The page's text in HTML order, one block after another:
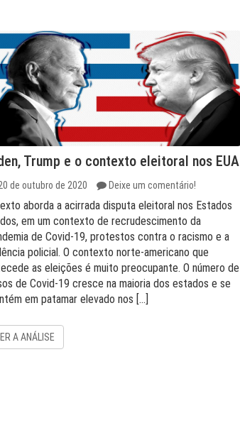
Trump e o contexto eleitoral nos EUA
de outubro de 2020 Deixe um comentário!
aborda a acirrada disputa eleitoral nos Estados
em um contexto de recrudescimento da
de Covid-19, protestos contra o racismo e a
policial. O contexto norte-americano que
as eleições é muito preocupante. O número de
de Covid-19 cresce na maioria dos estados e se
em patamar elevado nos […]
LER A ANÁLISE